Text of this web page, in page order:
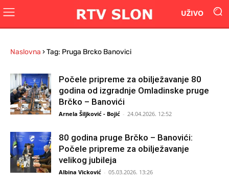
UŽIVO
Naslovna ›Tag: Pruga Brcko Banovici
Počele pripreme za obilježavanje 80
godina od izgradnje Omladinske pruge
Brčko – Banovići
Arnela Šiljković - Bojić - 24.04.2026. 12:52
80 godina pruge Brčko – Banovići:
Počele pripreme za obilježavanje
velikog jubileja
Albina Vicković - 05.03.2026. 13:26